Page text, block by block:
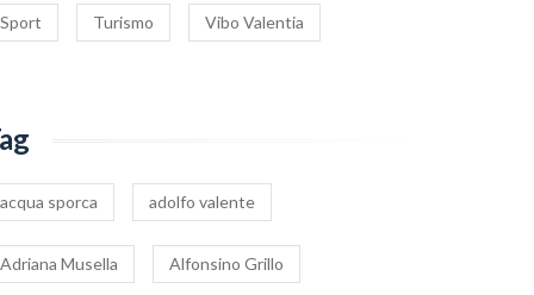
Sport Turismo Vibo Valentia
acqua sporca adolfo valente
Adriana Musella Alfonsino Grillo